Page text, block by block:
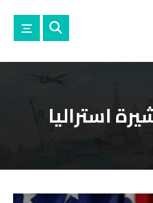
استراليا